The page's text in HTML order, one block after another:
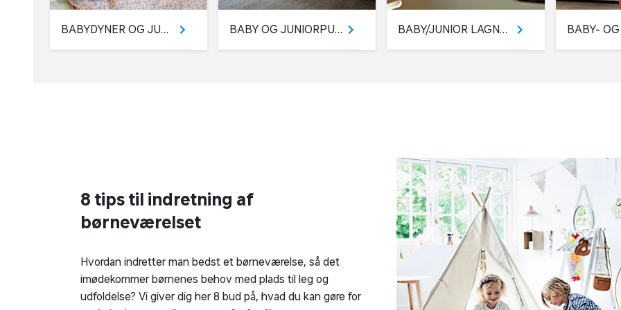
BABYDYNER OG JUNIORDYNER BABY OG JUNIORPUDER BABY/JUNIOR LAGNER
8 tips til indretning af
børneværelset
Hvordan indretter man bedst et børneværelse, så det
imødekommer børnenes behov med plads til leg og
udfoldelse? Vi giver dig her 8 bud på, hvad du kan gøre for